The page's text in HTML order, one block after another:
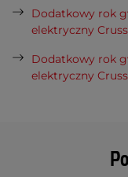
Dodatkowy rok
elektryczny
Dodatkowy rok
elektryczny